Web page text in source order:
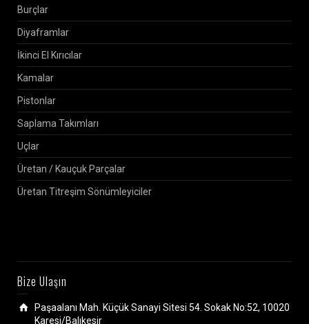
Burçlar
Diyaframlar
İkinci El Kırıcılar
Kamalar
Pistonlar
Saplama Takımları
Uçlar
Üretan / Kauçuk Parçalar
Üretan Titreşim Sönümleyiciler
Bize Ulaşın
Paşaalanı Mah. Küçük Sanayi Sitesi 54. Sokak No:52, 10020
Karesi/Balıkesir